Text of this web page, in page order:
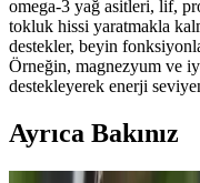
omega-3 yağ asitleri, lif,
tokluk hissi yaratmakla
destekler, beyin
Örneğin, magnezyum ve
destekleyerek enerji
Ayrıca Bakınız